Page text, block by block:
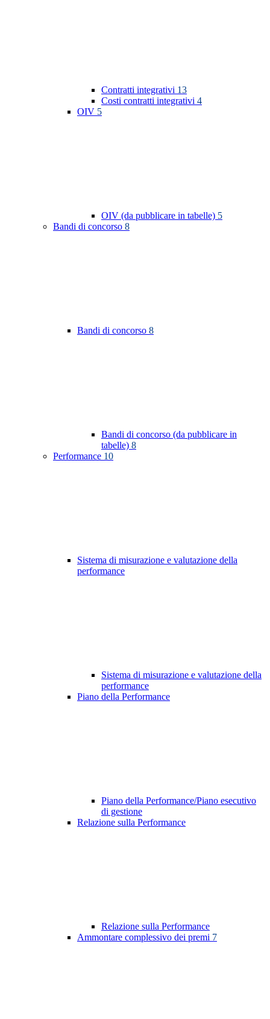
Contratti integrativi 13
Costi contratti integrativi 4
OIV 5
OIV (da pubblicare in tabelle) 5
Bandi di concorso 8
Bandi di concorso 8
Bandi di concorso (da pubblicare in
tabelle) 8
Performance 10
Sistema di misurazione e valutazione della
performance
Sistema di misurazione e valutazione della
performance
Piano della Performance
Piano della Performance/Piano esecutivo
di gestione
Relazione sulla Performance
Relazione sulla Performance
Ammontare complessivo dei premi 7